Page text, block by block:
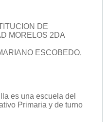
DE
MORELOS 2DA
ESCOBEDO,
es una escuela del
Primaria y de turno